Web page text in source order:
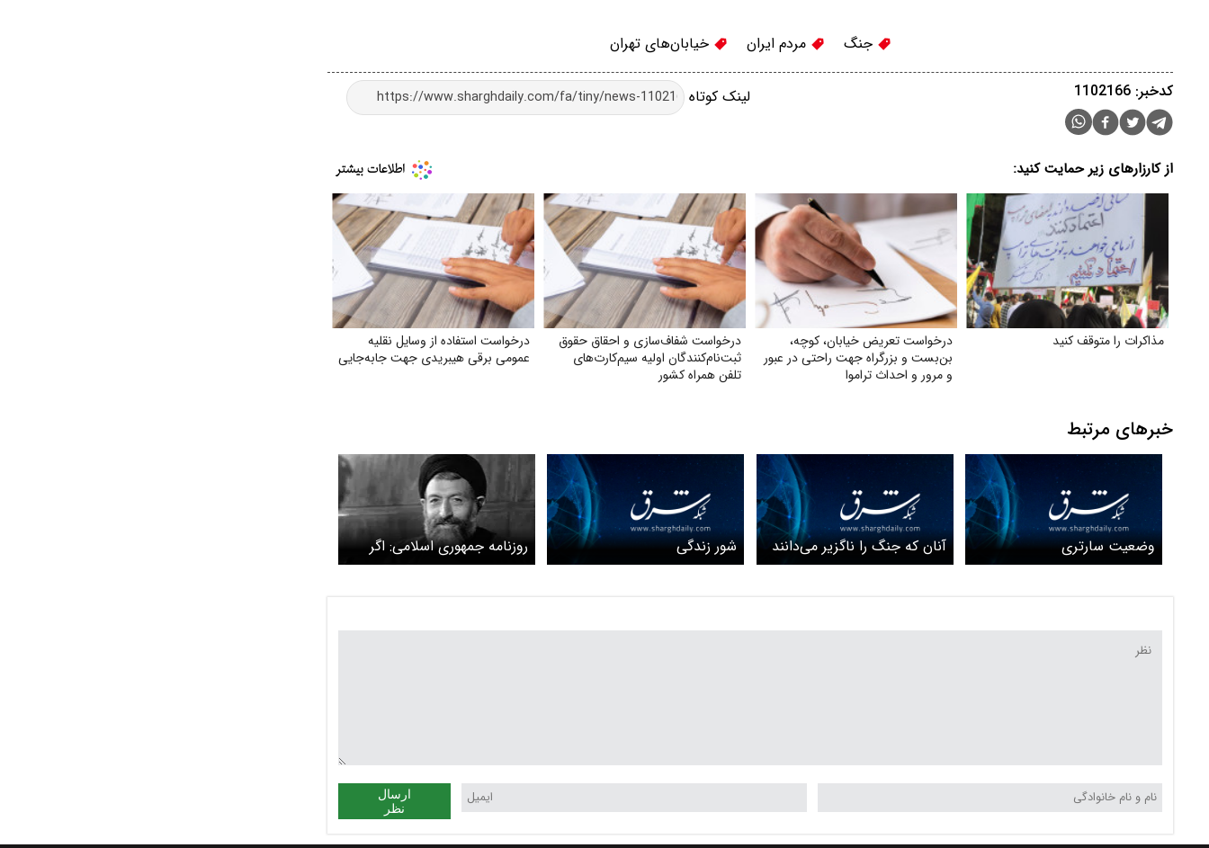
جنگ مردم ایران خیابان‌های تهران
لینک کوتاه کدخبر: 1102166
از کارزارهای زیر حمایت کنید:
مذاکرات را متوقف کنید
درخواست تعریض خیابان، کوچه،
بن‌بست و بزرگراه جهت راحتی در عبور
و مرور و احداث تراموا
درخواست شفاف‌سازی و احقاق حقوق
ثبت‌نام‌کنندگان اولیه سیم‌کارت‌های
تلفن همراه کشور
درخواست استفاده از وسایل نقلیه
عمومی برقی هیبریدی جهت جابه‌جایی
خبرهای مرتبط
وضعیت سارتری آنان که جنگ را ناگزیر می‌دانند شور زندگی
روزنامه جمهوری اسلامی: اگر
بهشتی می‌ماند، مجلس خانه
سایه می‌افکند
ارسال
نظر